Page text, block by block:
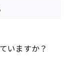
いますか？